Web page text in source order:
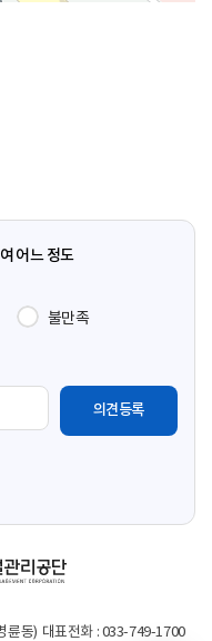
어느 정도
불만족
륜동) 대표전화 : 033-749-1700